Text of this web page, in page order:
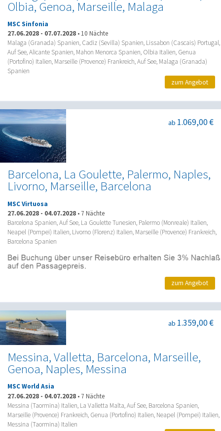
Olbia, Genoa, Marseille, Malaga
MSC Sinfonia
27.06.2028 - 07.07.2028 • 10 Nächte
Malaga (Granada) Spanien, Cadiz (Sevilla) Spanien, Lissabon (Cascais) Portugal,
Auf See, Alicante Spanien, Mahon Menorca Spanien, Olbia Italien, Genua
(Portofino) Italien, Marseille (Provence) Frankreich, Auf See, Malaga (Granada)
Spanien
zum Angebot
Barcelona, La Goulette, Palermo, Naples,
Livorno, Marseille, Barcelona
ab 1.069,00 €
MSC Virtuosa
27.06.2028 - 04.07.2028 • 7 Nächte
Barcelona Spanien, Auf See, La Goulette Tunesien, Palermo (Monreale) Italien,
Neapel (Pompei) Italien, Livorno (Florenz) Italien, Marseille (Provence) Frankreich,
Barcelona Spanien
zum Angebot
Messina, Valletta, Barcelona, Marseille,
Genoa, Naples, Messina
ab 1.359,00 €
MSC World Asia
27.06.2028 - 04.07.2028 • 7 Nächte
Messina (Taormina) Italien, La Valletta Malta, Auf See, Barcelona Spanien,
Marseille (Provence) Frankreich, Genua (Portofino) Italien, Neapel (Pompei) Italien,
Messina (Taormina) Italien